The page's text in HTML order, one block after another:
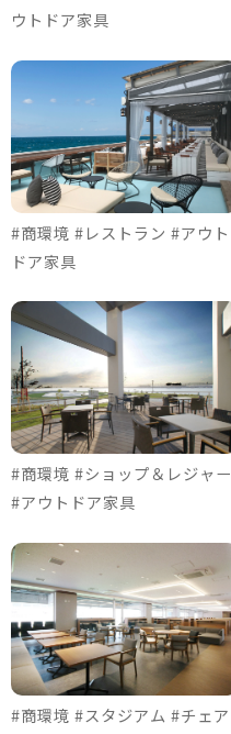
ウトドア家具
#商環境 #レストラン #アウト
ドア家具
#商環境 #ショップ＆レジャー
#アウトドア家具
#商環境 #スタジアム #チェア